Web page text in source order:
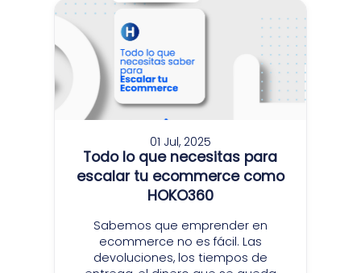
01 Jul, 2025
Todo lo que necesitas para
escalar tu ecommerce como
HOKO360
Sabemos que emprender en
ecommerce no es fácil. Las
devoluciones, los tiempos de